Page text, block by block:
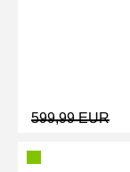
599,99 EUR